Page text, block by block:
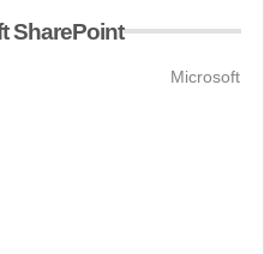
SharePoint
Microsoft